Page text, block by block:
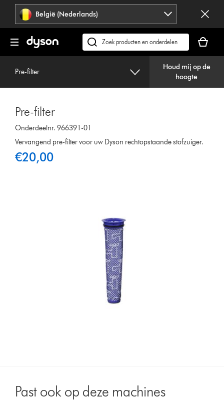
Navigatie
overslaan
België (Nederlands)
Zoek
op
is
leeg
Pre-filter
Houd mij op de
hoogte
Pre-filter
Onderdeelnr. 966391-01
Vervangend pre-filter voor uw Dyson rechtopstaande stofzuiger.
€20,00
Past ook op deze machines